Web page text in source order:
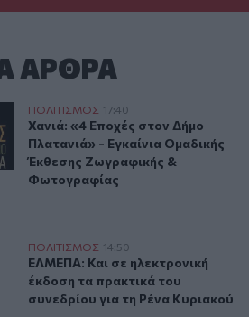
AΡΘΡΑ
στον Δήμο Πλατανιά» - Εγκαίνια
ΠΟΛΙΤΙΣΜΟΣ 17:40
Χανιά: «4 Εποχές στον Δήμο
Χανιά: «4 Εποχές στον Δήμο
Πλατανιά» - Εγκαίνια Ομαδικής
Έκθεσης Ζωγραφικής &
Φωτογραφίας
έκδοση τα πρακτικά
ΠΟΛΙΤΙΣΜΟΣ 14:50
ΕΛΜΕΠΑ: Και σε ηλεκτρονική
ΕΛΜΕΠΑ: Και σε ηλεκτρονική
έκδοση τα πρακτικά του
συνεδρίου για τη Ρένα Κυριακού